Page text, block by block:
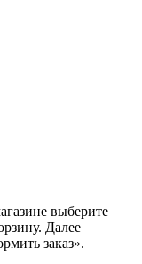
выберите
Далее
заказ».